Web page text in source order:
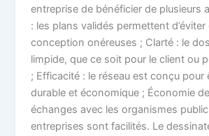
entreprise de bénéficier de plusieurs
: les plans validés permettent
conception onéreuses ; Clarté : le
limpide, que ce soit pour le client ou
; Efficacité : le réseau est conçu pour
durable et économique ; Économie
échanges avec les organismes
entreprises sont facilités. Le